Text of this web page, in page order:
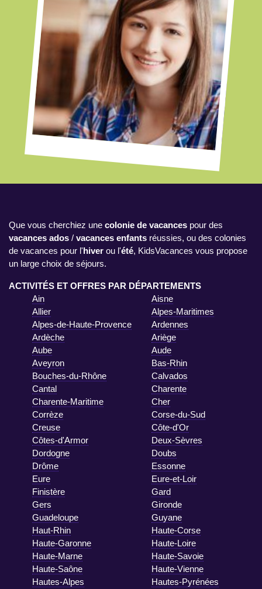
Que vous cherchiez une colonie de vacances pour des
vacances ados / vacances enfants réussies, ou des colonies
de vacances pour l'hiver ou l'été, KidsVacances vous propose
un large choix de séjours.
ACTIVITÉS ET OFFRES PAR DÉPARTEMENTS
Ain
Aisne
Allier
Alpes-Maritimes
Alpes-de-Haute-Provence
Ardennes
Ardèche
Ariège
Aube
Aude
Aveyron
Bas-Rhin
Bouches-du-Rhône
Calvados
Cantal
Charente
Charente-Maritime
Cher
Corrèze
Corse-du-Sud
Creuse
Côte-d'Or
Côtes-d'Armor
Deux-Sèvres
Dordogne
Doubs
Drôme
Essonne
Eure
Eure-et-Loir
Finistère
Gard
Gers
Gironde
Guadeloupe
Guyane
Haut-Rhin
Haute-Corse
Haute-Garonne
Haute-Loire
Haute-Marne
Haute-Savoie
Haute-Saône
Haute-Vienne
Hautes-Alpes
Hautes-Pyrénées